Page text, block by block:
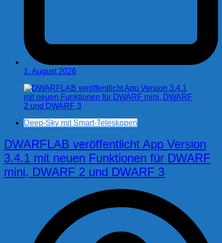
1. August 2026
Deep-Sky mit Smart-Teleskopen
DWARFLAB veröffentlicht App Version
3.4.1 mit neuen Funktionen für DWARF
mini, DWARF 2 und DWARF 3